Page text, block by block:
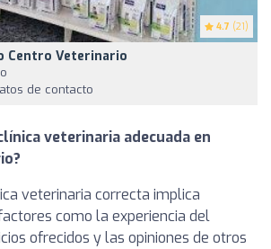
4.7 (21)
Centro Veterinario
de contacto
veterinaria adecuada en
veterinaria correcta implica
como la experiencia del
ofrecidos y las opiniones de otros